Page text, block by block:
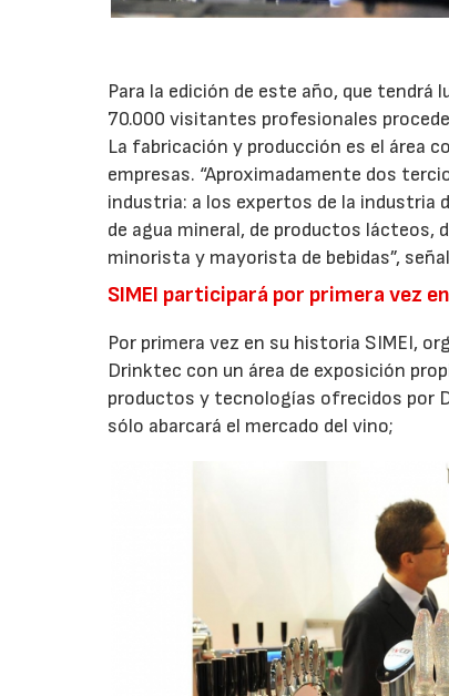
Para la edición de este año, que tendrá
70.000 visitantes profesionales
La fabricación y producción es el área
empresas. “Aproximadamente dos
industria: a los expertos de la industria
de agua mineral, de productos lácteos,
minorista y mayorista de bebidas”,
SIMEI participará por primera vez
Por primera vez en su historia SIMEI,
Drinktec con un área de exposición
productos y tecnologías ofrecidos por
sólo abarcará el mercado del vino;